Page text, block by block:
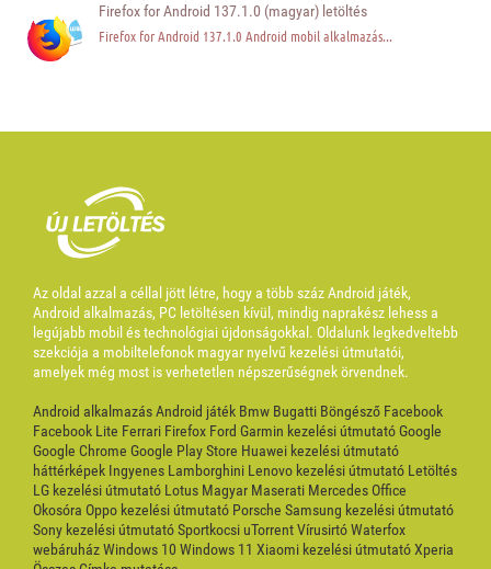
Firefox for Android 137.1.0 (magyar) letöltés
Firefox for Android 137.1.0 Android mobil alkalmazás...
Az oldal azzal a céllal jött létre, hogy a több száz Android játék,
Android alkalmazás, PC letöltésen kívül, mindig naprakész lehess a
legújabb mobil és technológiai újdonságokkal. Oldalunk legkedveltebb
szekciója a mobiltelefonok magyar nyelvű kezelési útmutatói,
amelyek még most is verhetetlen népszerűségnek örvendnek.
Android alkalmazásAndroid játék Bmw Bugatti Böngésző Facebook
Facebook Lite Ferrari Firefox Ford Garmin kezelési útmutatóGoogle
Google Chrome Google Play Store Huawei kezelési útmutató
háttérképek Ingyenes Lamborghini Lenovo kezelési útmutató Letöltés
LG kezelési útmutató Lotus Magyar Maserati Mercedes Office
Okosóra Oppo kezelési útmutató Porsche Samsung kezelési útmutató
Sony kezelési útmutatóSportkocsi uTorrentVírusirtóWaterfox
webáruházWindows 10 Windows 11 Xiaomi kezelési útmutatóXperia